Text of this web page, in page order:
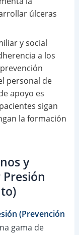
úlceras
y social
a los
personal de
apoyo es
sigan
la formación
y
(Prevención
gama de